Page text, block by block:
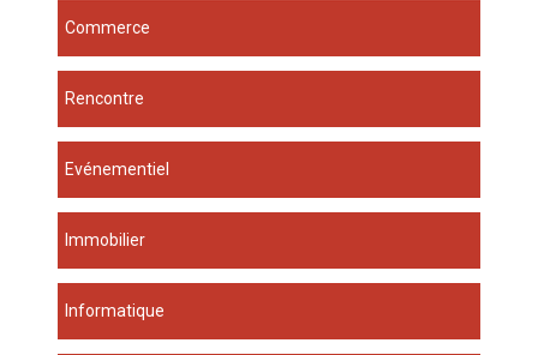
Commerce
Rencontre
Evénementiel
Immobilier
Informatique